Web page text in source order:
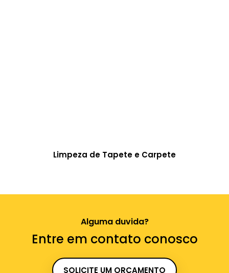
Limpeza de Tapete e Carpete
Alguma duvida?
Entre em contato conosco
SOLICITE UM ORÇAMENTO